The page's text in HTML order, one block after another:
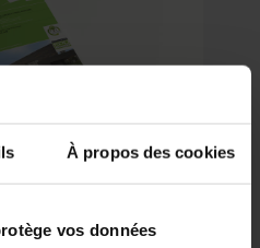
À propos des cookies
vos données